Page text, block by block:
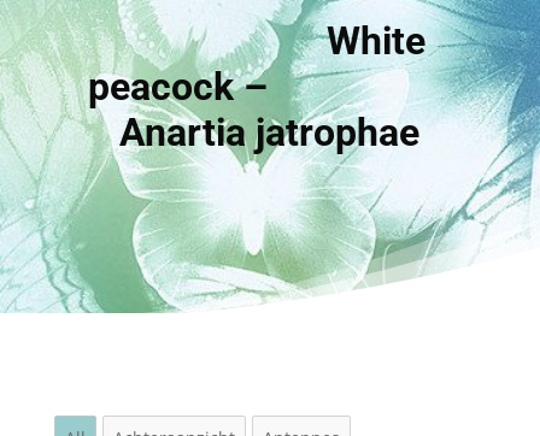
White
peacock –
Anartia jatrophae